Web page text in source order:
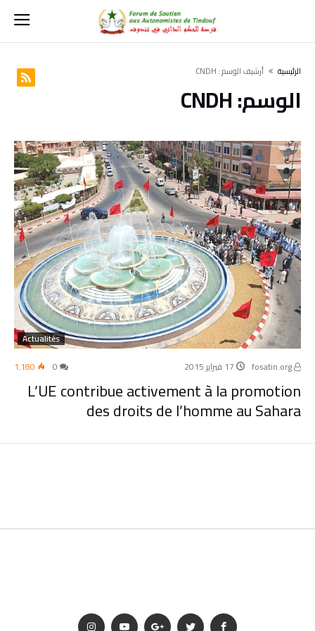
‫الرئيسية‬ ‫أرشيف الوسم :‬ CNDH
الوسم:CNDH
Actualités
17 فبراير 2015 1٬180
L’UE contribue activement à la promotion
des droits de l’homme au Sahara